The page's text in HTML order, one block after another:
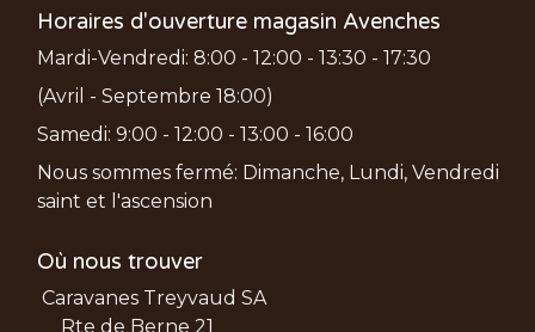
Horaires d'ouverture magasin Avenches
Mardi-Vendredi: 8:00 - 12:00 - 13:30 - 17:30
(Avril - Septembre 18:00)
Samedi: 9:00 - 12:00 - 13:00 - 16:00
Nous sommes fermé: Dimanche, Lundi, Vendredi
saint et l'ascension
Où nous trouver
Caravanes Treyvaud SA
Rte de Berne 21